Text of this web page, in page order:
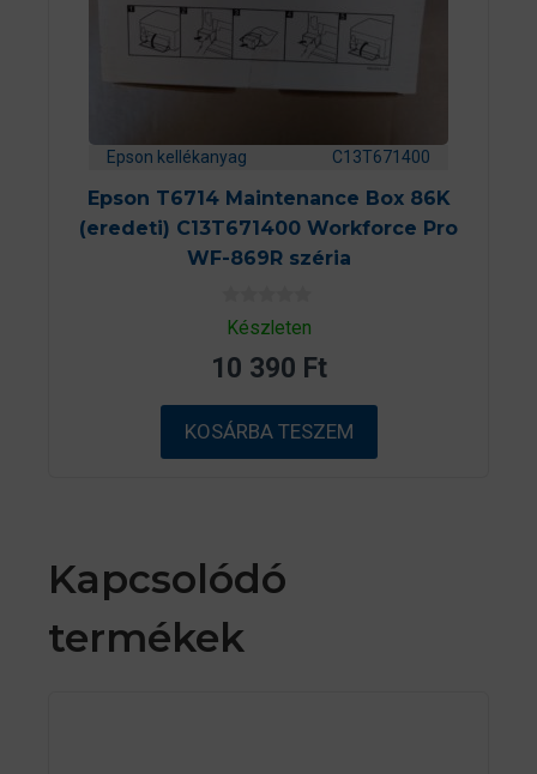
Epson kellékanyag C13T671400
Epson T6714 Maintenance Box 86K
(eredeti) C13T671400 Workforce Pro
WF-869R széria
0
a
5
b
ő
l
Készleten
10 390 Ft
KOSÁRBA TESZEM
Kapcsolódó
termékek